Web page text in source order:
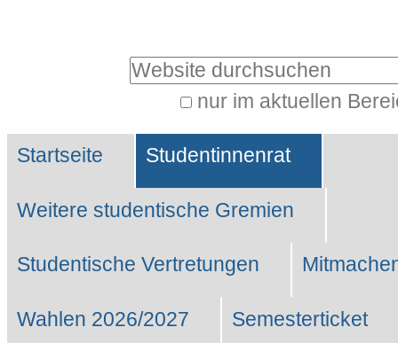
Website durchsuchen
nur im aktuellen
Suche…
Sektionen
Startseite Studentinnenrat
Weitere studentische Gremien
Studentische Vertretungen
Wahlen 2026/2027 Semesterticket